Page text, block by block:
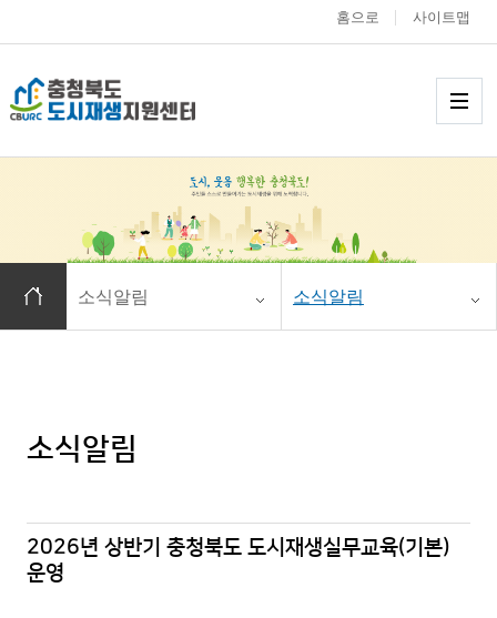
충청북도 도시재
홈으로 사이트맵
홈으로 이동
소식알림 소식알림
소식알림
2026년 상반기 충청북도 도시재생실무교육(기본)
운영